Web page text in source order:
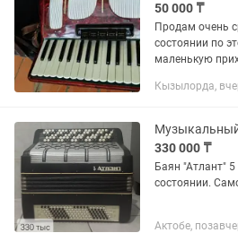
50 000 ₸
Продам очень
состоянии по
маленькую
состоянии.
Кызылорда,
330 000 ₸
Баян "Атлант"
состоянии.
Актобе,